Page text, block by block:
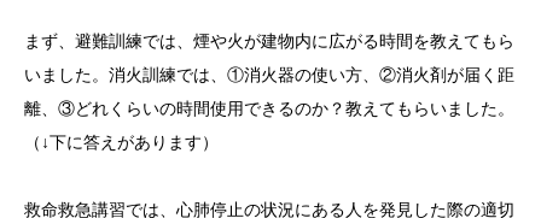
まず、避難訓練では、煙や火が建物内に広がる時間を教えてもら
いました。消火訓練では、①消火器の使い方、②消火剤が届く距
離、③どれくらいの時間使用できるのか？教えてもらいました。
（ ↓下に答えがあります）
救命救急講習では、心肺停止の状況にある人を発見した際の適切